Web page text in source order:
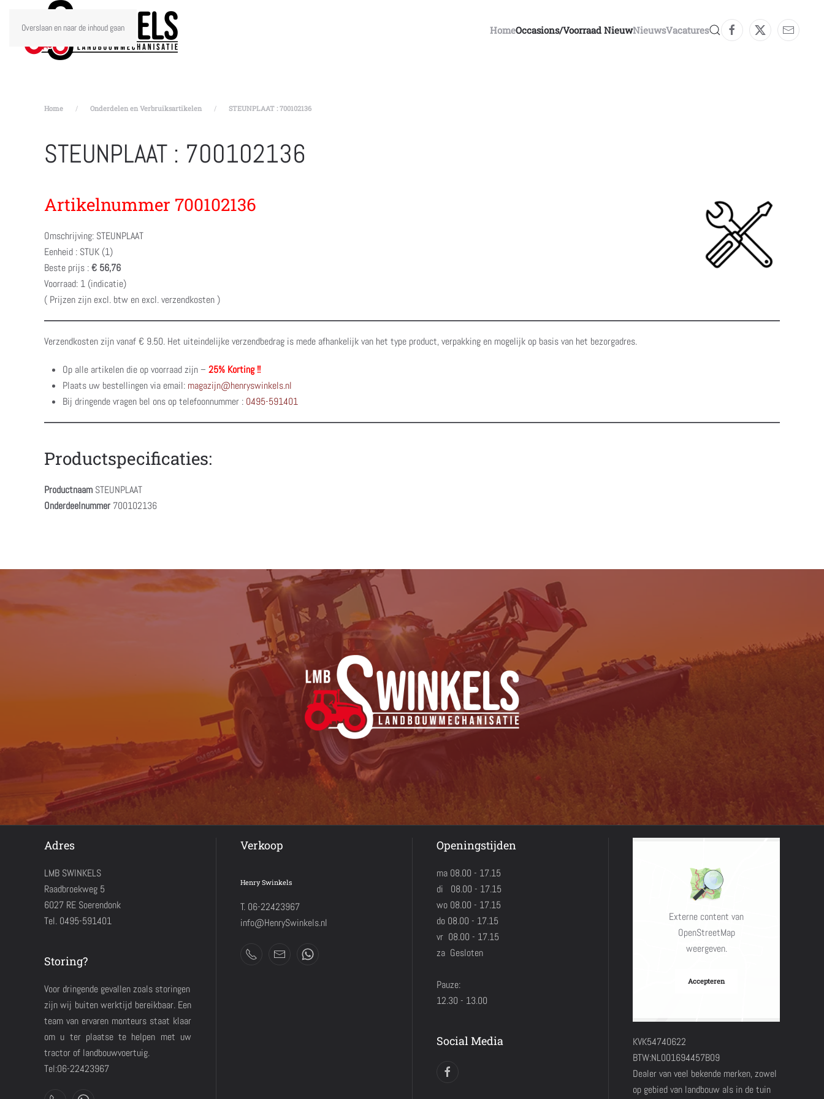
Overslaan en naar de inhoud gaan HomeOccasions/voorraad NieuwNieuwsVacatures
Home Onderdelen en Verbruiksartikelen STEUNPLAAT : 700102136
STEUNPLAAT : 700102136
Artikelnummer 700102136
Omschrijving: STEUNPLAAT
Eenheid : STUK (1)
Beste prijs :€ 56,76
Voorraad: 1 (indicatie)
( Prijzen zijn excl. btw en excl. verzendkosten )
Verzendkosten zijn vanaf € 9.50. Het uiteindelijke verzendbedrag is mede afhankelijk van het type product, verpakking en mogelijk op basis van het bezorgadres.
Op alle artikelen die op voorraad zijn – 25% Korting !!
Plaats uw bestellingen via email: magazijn@henryswinkels.nl
Bij dringende vragen bel ons op telefoonnummer : 0495-591401
Productspecificaties:
Productnaam STEUNPLAAT
Onderdeelnummer 700102136
Adres
LMB SWINKELS
Raadbroekweg 5
6027 RE Soerendonk
Tel. 0495-591401
Storing?
Voor dringende gevallen zoals storingen
zijn wij buiten werktijd bereikbaar. Een
team van ervaren monteurs staat klaar
om u ter plaatse te helpen met uw
tractor of landbouwvoertuig.
Tel:06-22423967
Verkoop
Henry Swinkels
T. 06-22423967
info@HenrySwinkels.nl
Openingstijden
ma 08.00 - 17.15
di 08.00 - 17.15
wo 08.00 - 17.15
do 08.00 - 17.15
vr 08.00 - 17.15
za Gesloten
Pauze:
12.30 - 13.00
Social Media
Externe content van
OpenStreetMap
weergeven.
Accepteren
KVK54740622
BTW:NL001694457B09
Dealer van veel bekende merken, zowel
op gebied van landbouw als in de tuin